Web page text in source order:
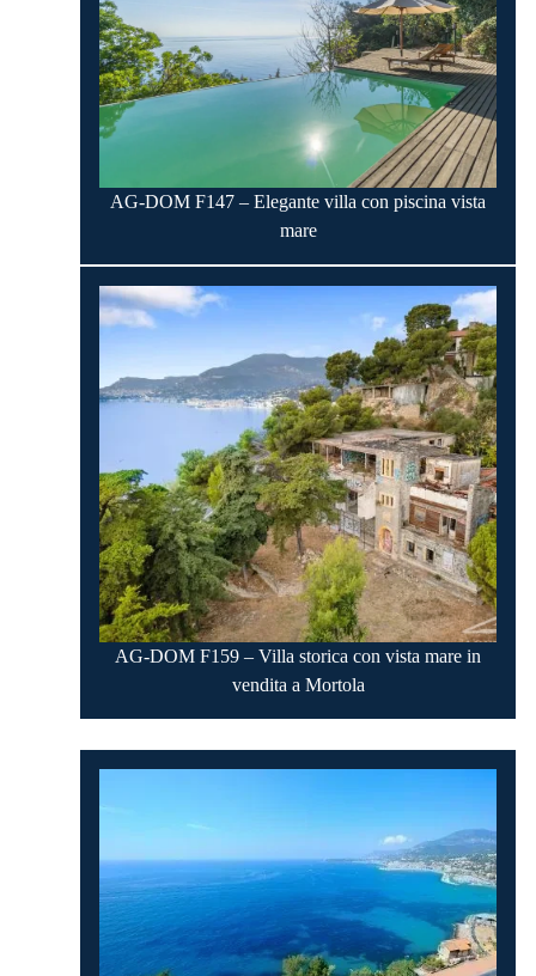
AG-DOM F147 – Elegante villa con piscina vista
mare
AG-DOM F159 – Villa storica con vista mare in
vendita a Mortola